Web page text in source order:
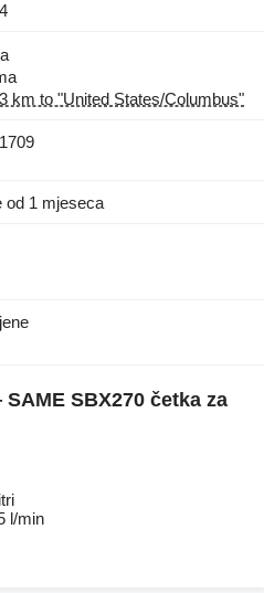
km to "United States/Columbus"
od 1 mjeseca
SBX270 četka za
l/min